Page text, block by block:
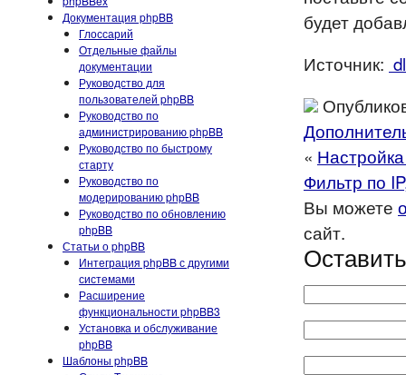
Документация phpBB
Глоссарий
Отдельные файлы
документации
Руководство для
пользователей phpBB
Руководство по
администрированию phpBB
Руководство по быстрому
старту
Руководство по
модерированию phpBB
Руководство по обновлению
phpBB
Статьи о phpBB
Интеграция phpBB с другими
системами
Расширение
функциональности phpBB3
Установка и обслуживание
phpBB
Шаблоны phpBB
будет
Источник:
«
Фильтр по
Вы можете
сайт.